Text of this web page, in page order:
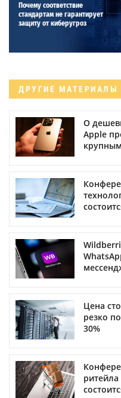
Почему соответствие
стандартам не гарантирует
защиту от киберугроз
ДРУГИЕ МАТЕРИАЛЫ
О
Apple
Цена
резко
30%